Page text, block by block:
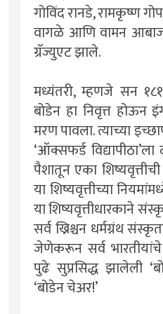
गोविंद रानडे, रामकृष्ण
वागळे आणि वामन आबाजी
ग्रॅज्युएट झाले.
मध्यंतरी, म्हणजे सन
बोडेन हा निवृत्त होऊन
मरण पावला. त्याच्या
‘ऑक्सफर्ड
पैशातून एका
या शिष्यवृत्तीच्या
या शिष्यवृत्तीधारकाने
सर्व ख्रिश्चन धर्मग्रंथ
जेणेकरून सर्व भारतीयांचे
पुढे सुप्रसिद्ध झालेली
‘बोडेन चेअर!’